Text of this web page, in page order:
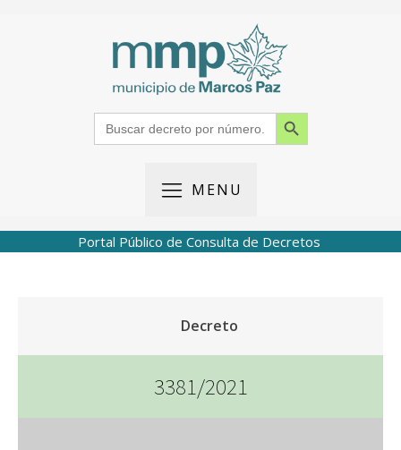
Search
for:
Search Button
MENU
Portal Público de Consulta de Decretos
Decreto
3381/2021